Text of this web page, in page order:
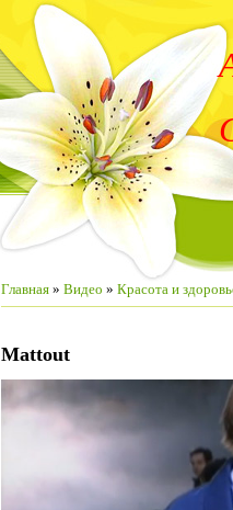
Главная » Видео » Красота и
Mattout